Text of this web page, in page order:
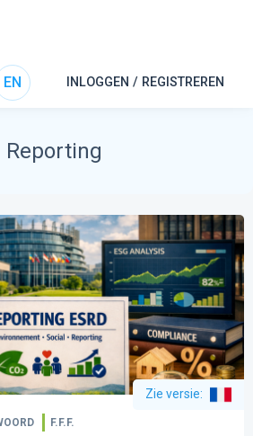
EN INLOGGEN / REGISTREREN
Reporting
Zie versie:
F.F.F.